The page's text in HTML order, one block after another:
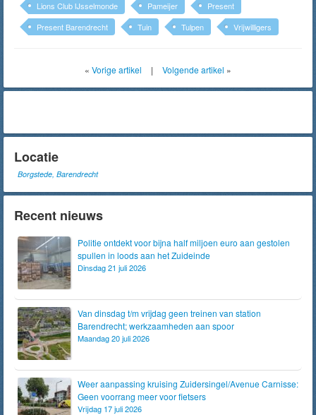
Lions Club IJsselmonde Pameijer
Present
Present Barendrecht
Tuin Tulpen Vrijwilligers
« Vorige artikel | Volgende artikel »
Locatie
Borgstede, Barendrecht
Recent nieuws
Politie ontdekt voor bijna half miljoen euro aan gestolen
spullen in loods aan het Zuideinde
Dinsdag 21 juli 2026
Van dinsdag t/m vrijdag geen treinen van station
Barendrecht; werkzaamheden aan spoor
Maandag 20 juli 2026
Weer aanpassing kruising Zuidersingel/Avenue Carnisse:
Geen voorrang meer voor fietsers
Vrijdag 17 juli 2026